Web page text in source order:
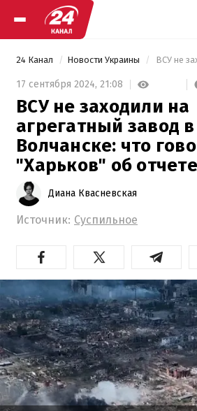
24 Канал Новости Украины
17 сентября 2024, 21:08
ВСУ не заходили на
агрегатный завод в
Волчанске: что
"Харьков" об
Диана Квасневская
Источник: Суспильное